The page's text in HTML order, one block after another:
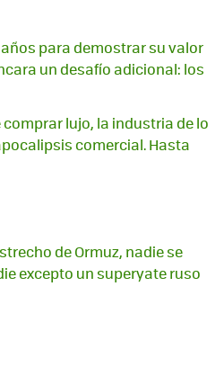
años para demostrar su valor
un desafío adicional: los
lujo, la industria de lo
comercial. Hasta
de Ormuz, nadie se
excepto un superyate ruso